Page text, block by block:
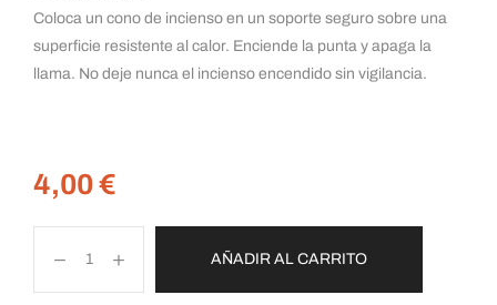
Coloca un cono de incienso en un soporte seguro sobre una
superficie resistente al calor. Enciende la punta y apaga la
llama. No deje nunca el incienso encendido sin vigilancia.
4,00€
AÑADIR AL CARRITO